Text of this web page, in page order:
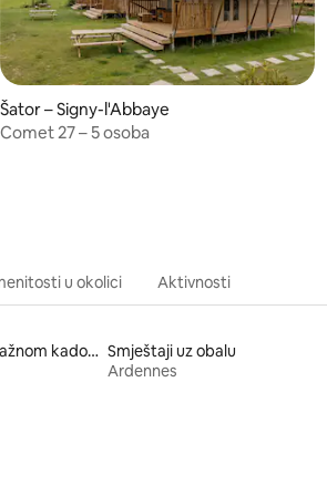
Šator – Signy-l'Abbaye
Comet 27 – 5 osoba
u okolici Aktivnosti
Smještaji s masažnom kadom Smještaji uz obalu
Ardennes